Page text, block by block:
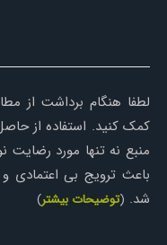
لطفا هنگام برداشت از
کمک کنید. استفاده از
منبع نه تنها مورد رضایت
باعث ترویج بی اعتمادی
شد. (توضیحات بیشتر)